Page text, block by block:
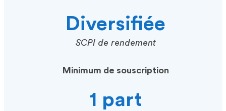
Diversifiée
SCPI de rendement
Minimum de souscription
1 part